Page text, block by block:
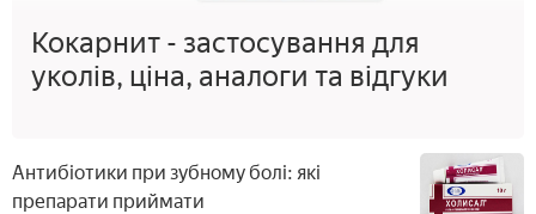
Кокарнит - застосування для
уколів, ціна, аналоги та відгуки
Антибіотики при зубному болі: які
препарати приймати